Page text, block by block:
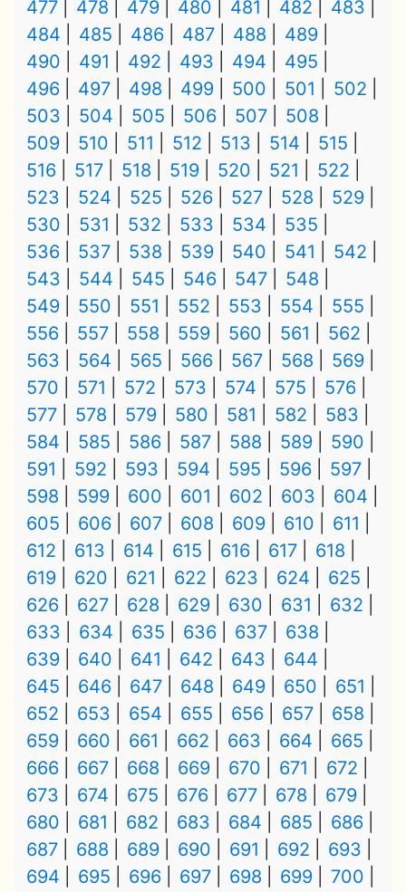
477 478 479 480 481 482
483
484
485 486 487 488
489
490
491 492 493 494
495
496
497 498 499 500 501
502
503
504 505 506 507
508
509
510 511 512 513 514
515
516
517 518 519 520 521
522
523
524 525 526 527 528
529
530
531 532 533 534
535
536
537 538 539 540 541
542
543
544 545 546 547
548
549
550 551 552 553 554
555
556
557 558 559 560 561
562
563
564 565 566 567 568
569
570
571 572 573 574 575
576
577
578 579 580 581 582
583
584
585 586 587 588 589
590
591
592 593 594 595 596
597
598
599 600 601 602 603
604
605
606 607 608 609 610
611
612
613 614 615 616 617
618
619
620 621 622 623 624
625
626
627 628 629 630 631
632
633
634 635 636 637
638
639
640 641 642 643
644
645
646 647 648 649 650
651
652
653 654 655 656 657
658
659
660 661 662 663 664
665
666
667 668 669 670 671
672
673
674 675 676 677 678
679
680
681 682 683 684 685
686
687
688 689 690 691 692
693
694
695 696 697 698 699
700